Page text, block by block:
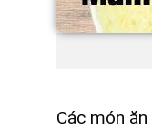
Các món